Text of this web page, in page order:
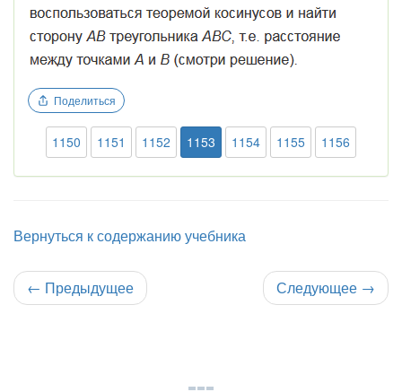
Поделиться
1150 1151 1152 1153 1154 1155 1156
Вернуться к содержанию учебника
← Предыдущее Следующее →